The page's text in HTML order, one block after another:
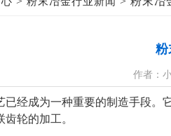
粉
作者：
经成为一种重要的制造手段
轮的加工。